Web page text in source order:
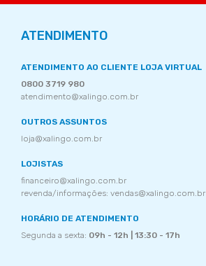
ATENDIMENTO
ATENDIMENTO AO CLIENTE LOJA VIRTUAL
0800 3719 980
atendimento@xalingo.com.br
OUTROS ASSUNTOS
loja@xalingo.com.br
LOJISTAS
financeiro@xalingo.com.br
revenda/informações: vendas@xalingo.com.br
HORÁRIO DE ATENDIMENTO
Segunda a sexta: 09h - 12h | 13:30 - 17h